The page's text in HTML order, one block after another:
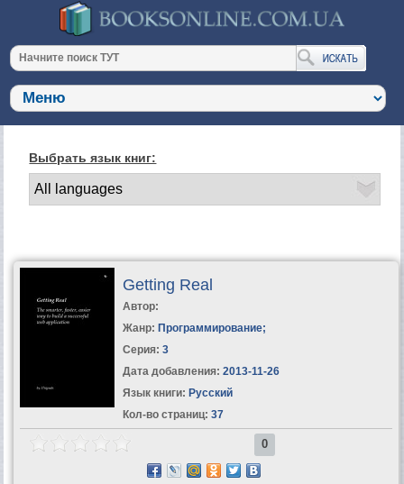
Выбрать язык книг:
Getting Real
Автор:
Жанр: Программирование;
Серия: 3
Дата добавления: 2013-11-26
Язык книги: Русский
Кол-во страниц: 37
0